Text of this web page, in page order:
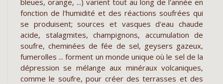
fonction de l'humidité et des réactions soufrées qui
se produisent; sources et vasques d'eau chaude
acide, stalagmites, champignons, accumulation de
soufre, cheminées de fée de sel, geysers gazeux,
fumerolles ... forment un monde unique où le sel de la
dépression se mélange aux minéraux volcaniques,
comme le soufre, pour créer des terrasses et des